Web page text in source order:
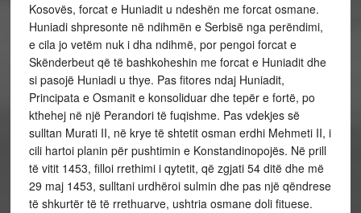
Kosovës, forcat e Huniadit u ndeshën me forcat osmane.
Huniadi shpresonte në ndihmën e Serbisë nga perëndimi,
e cila jo vetëm nuk i dha ndihmë, por pengoi forcat e
Skënderbeut që të bashkoheshin me forcat e Huniadit dhe
si pasojë Huniadi u thye. Pas fitores ndaj Huniadit,
Principata e Osmanit e konsoliduar dhe tepër e fortë, po
kthehej në një Perandori të fuqishme. Pas vdekjes së
sulltan Murati II, në krye të shtetit osman erdhi Mehmeti II, i
cili hartoi planin për pushtimin e Konstandinopojës. Në prill
të vitit 1453, filloi rrethimi i qytetit, që zgjati 54 ditë dhe më
29 maj 1453, sulltani urdhëroi sulmin dhe pas një qëndrese
të shkurtër të të rrethuarve, ushtria osmane doli fituese.